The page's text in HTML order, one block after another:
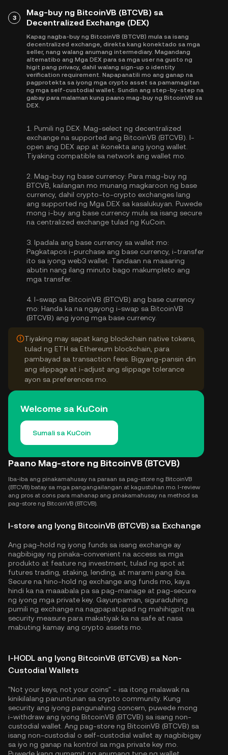
3
Mag-buy ng BitcoinVB (BTCVB) sa
Decentralized Exchange (DEX)
Kapag nagba-buy ng BitcoinVB (BTCVB) mula sa isang
decentralized exchange, direkta kang konektado sa mga
seller, nang walang anumang intermediary. Magandang
alternatibo ang Mga DEX para sa mga user na gusto ng
higit pang privacy, dahil walang sign-up o identity
verification requirement. Napapanatili mo ang ganap na
pagprotekta sa iyong mga crypto asset sa pamamagitan
ng mga self-custodial wallet. Sundin ang step-by-step na
gabay para malaman kung paano mag-buy ng BitcoinVB sa
DEX.
1. Pumili ng DEX: Mag-select ng decentralized
exchange na supported ang BitcoinVB (BTCVB). I-
open ang DEX app at ikonekta ang iyong wallet.
Tiyaking compatible sa network ang wallet mo.
2. Mag-buy ng base currency: Para mag-buy ng
BTCVB, kailangan mo munang magkaroon ng base
currency, dahil crypto-to-crypto exchanges lang
ang supported ng Mga DEX sa kasalukuyan. Puwede
mong i-buy ang base currency mula sa isang secure
na centralized exchange tulad ng KuCoin.
3. Ipadala ang base currency sa wallet mo:
Pagkatapos i-purchase ang base currency, i-transfer
ito sa iyong web3 wallet. Tandaan na maaaring
abutin nang ilang minuto bago makumpleto ang
mga transfer.
4. I-swap sa BitcoinVB (BTCVB) ang base currency
mo: Handa ka na ngayong i-swap sa BitcoinVB
(BTCVB) ang iyong mga base currency.
Tiyaking may sapat kang blockchain native tokens,
tulad ng ETH sa Ethereum blockchain, para
pambayad sa transaction fees. Bigyang-pansin din
ang slippage at i-adjust ang slippage tolerance
ayon sa preferences mo.
Welcome sa KuCoin
Sumali sa KuCoin
Paano Mag-store ng BitcoinVB (BTCVB)
Iba-iba ang pinakamahusay na paraan sa pag-store ng BitcoinVB
(BTCVB) batay sa mga pangangailangan at kagustuhan mo. I-review
ang pros at cons para mahanap ang pinakamahusay na method sa
pag-store ng BitcoinVB (BTCVB).
I-store ang Iyong BitcoinVB (BTCVB) sa Exchange
Ang pag-hold ng iyong funds sa isang exchange ay
nagbibigay ng pinaka-convenient na access sa mga
produkto at feature ng investment, tulad ng spot at
futures trading, staking, lending, at marami pang iba.
Secure na hino-hold ng exchange ang funds mo, kaya
hindi ka na maaabala pa sa pag-manage at pag-secure
ng iyong mga private key. Gayunpaman, siguraduhing
pumili ng exchange na nagpapatupad ng mahihigpit na
security measure para makatiyak ka na safe at nasa
mabuting kamay ang crypto assets mo.
I-HODL ang Iyong BitcoinVB (BTCVB) sa Non-
Custodial Wallets
"Not your keys, not your coins" - isa itong malawak na
kinikilalang panuntunan sa crypto community. Kung
security ang iyong pangunahing concern, puwede mong
i-withdraw ang iyong BitcoinVB (BTCVB) sa isang non-
custodial wallet. Ang pag-store ng BitcoinVB (BTCVB) sa
isang non-custodial o self-custodial wallet ay nagbibigay
sa iyo ng ganap na kontrol sa mga private key mo.